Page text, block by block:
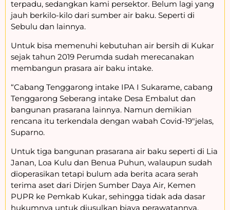
terpadu, sedangkan kami persektor. Belum lagi yang
jauh berkilo-kilo dari sumber air baku. Seperti di
Sebulu dan lainnya.
Untuk bisa memenuhi kebutuhan air bersih di Kukar
sejak tahun 2019 Perumda sudah merecanakan
membangun prasara air baku intake.
“Cabang Tenggarong intake IPA I Sukarame, cabang
Tenggarong Seberang intake Desa Embalut dan
bangunan prasarana lainnya. Namun demikian
rencana itu terkendala dengan wabah Covid-19″jelas,
Suparno.
Untuk tiga bangunan prasarana air baku seperti di Lia
Janan, Loa Kulu dan Benua Puhun, walaupun sudah
dioperasikan tetapi bulum ada berita acara serah
terima aset dari Dirjen Sumber Daya Air, Kemen
PUPR ke Pemkab Kukar, sehingga tidak ada dasar
hukumnya untuk diusulkan biaya perawatannya,